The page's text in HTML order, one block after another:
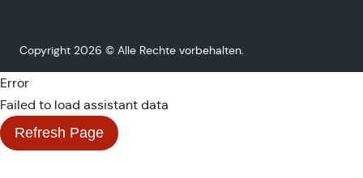
Copyright 2026 © Alle Rechte vorbehalten.
Error
Failed to load assistant data
Refresh Page